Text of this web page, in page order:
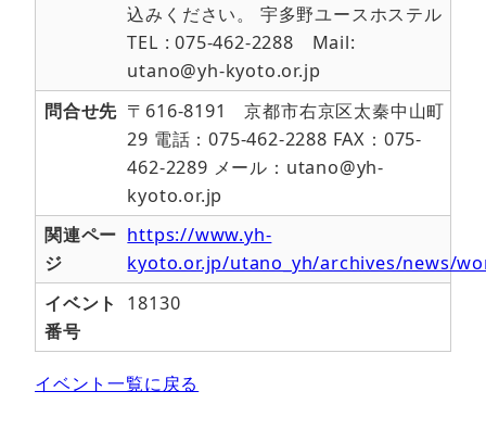
込みください。 宇多野ユースホステル
TEL : 075-462-2288 Mail:
utano@yh-kyoto.or.jp
問合せ先 〒616-8191 京都市右京区太秦中山町
29 電話：075-462-2288 FAX：075-
462-2289 メール：utano@yh-
kyoto.or.jp
関連ペー
ジ
https://www.yh-
kyoto.or.jp/utano_yh/archives/news/
イベント
番号
18130
イベント一覧に戻る